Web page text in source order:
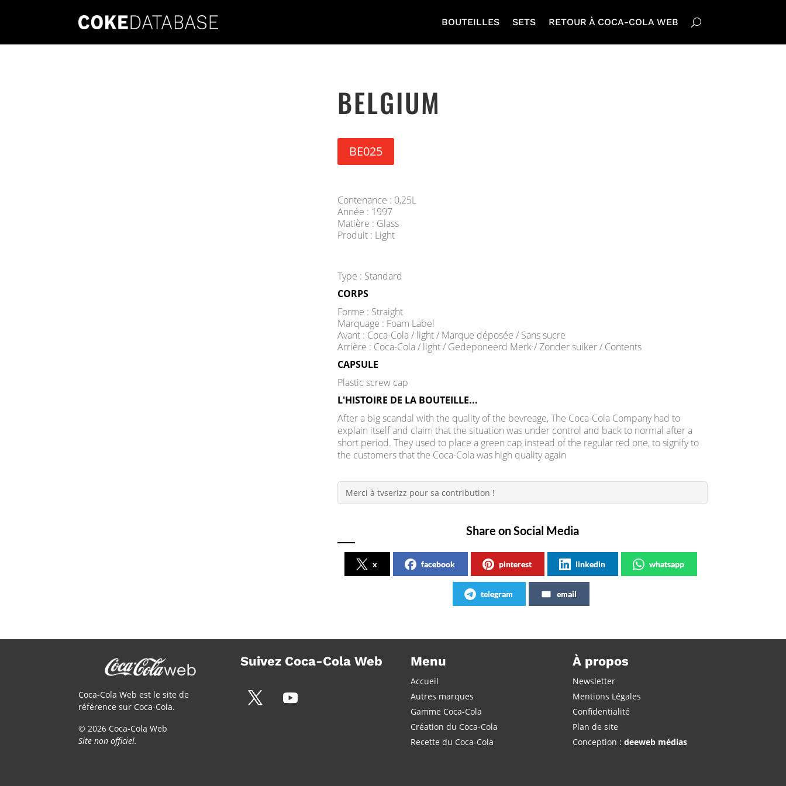
BOUTEILLES SETS RETOUR À COCA-COLA WEB
BELGIUM
BE025
Contenance : 0,25L
Année : 1997
Matière : Glass
Produit : Light
Type : Standard
CORPS
Forme : Straight
Marquage : Foam Label
Avant : Coca-Cola / light / Marque déposée / Sans sucre
Arrière : Coca-Cola / light / Gedeponeerd Merk / Zonder suiker / Contents
CAPSULE
Plastic screw cap
L'HISTOIRE DE LA BOUTEILLE...
After a big scandal with the quality of the bevreage, The Coca-Cola Company had to
explain itself and claim that the situation was under control and back to normal after a
short period. They used to place a green cap instead of the regular red one, to signify to
the customers that the Coca-Cola was high quality again
Merci à tvserizz pour sa contribution !
Share on Social Media
x facebook pinterest linkedin whatsapp
telegram email
Coca-Cola Web est le site de
référence sur Coca-Cola.
© 2026 Coca-Cola Web
Site non officiel.
Suivez Coca-Cola Web Menu
Accueil
Autres marques
Gamme Coca-Cola
Création du Coca-Cola
Recette du Coca-Cola
À propos
Newsletter
Mentions Légales
Confidentialité
Plan de site
Conception : deeweb médias